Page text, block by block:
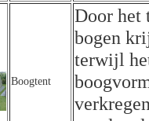
Boogtent
Door het
bogen
terwijl